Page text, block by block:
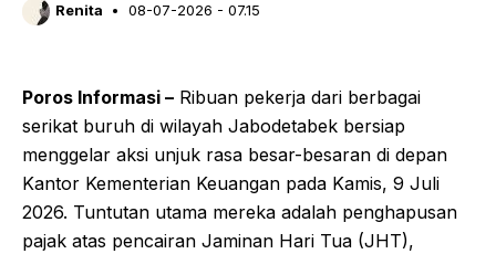
Renita 08-07-2026 - 07.15
Poros Informasi – Ribuan pekerja dari berbagai
serikat buruh di wilayah Jabodetabek bersiap
menggelar aksi unjuk rasa besar-besaran di depan
Kantor Kementerian Keuangan pada Kamis, 9 Juli
2026. Tuntutan utama mereka adalah penghapusan
pajak atas pencairan Jaminan Hari Tua (JHT),